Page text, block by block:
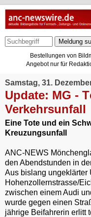
Meldung
Bestellungen von
Angebot nur für
Samstag, 31.
Update: MG -
Verkehrsunfall
Eine Tote und ein
Kreuzungsunfall
ANC-NEWS
den Abendstunden in
Aus bislang ungeklärter
Hohenzollernstrasse/
zwischen einem Audi
wurde gegen einen
jährige Beifahrerin erlitt